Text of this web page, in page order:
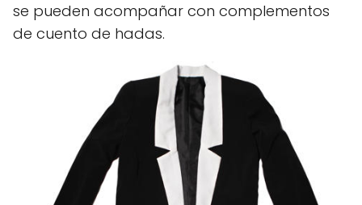
se pueden acompañar con complementos
de cuento de hadas.